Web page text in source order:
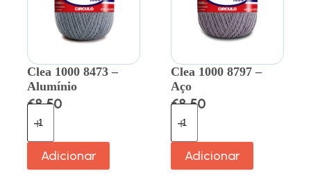
Clea 1000 8473 –
Alumínio
€8.50
Adicionar
Clea 1000 8797 –
Aço
€8.50
Adicionar